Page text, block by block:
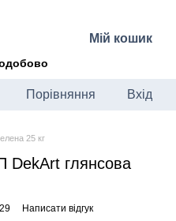
Мій кошик
Порівняння Вхід
25 кг
DekArt глянсова
Написати відгук